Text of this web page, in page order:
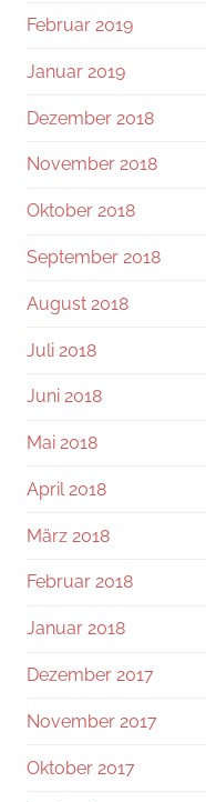
Februar 2019
Januar 2019
Dezember 2018
November 2018
Oktober 2018
September 2018
August 2018
Juli 2018
Juni 2018
Mai 2018
April 2018
März 2018
Februar 2018
Januar 2018
Dezember 2017
November 2017
Oktober 2017